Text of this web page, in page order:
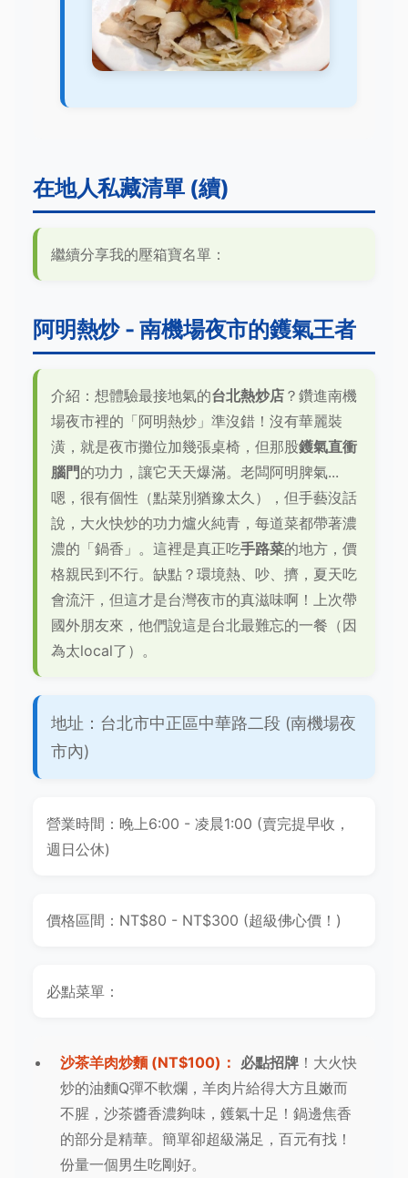
在地人私藏清單 (續)
繼續分享我的壓箱寶名單：
阿明熱炒 - 南機場夜市的鑊氣王者
介紹：想體驗最接地氣的台北熱炒店 ？鑽進南機
場夜市裡的「阿明熱炒」準沒錯！沒有華麗裝
潢，就是夜市攤位加幾張桌椅，但那股鑊氣直衝
腦門的功力，讓它天天爆滿。老闆阿明脾氣...
嗯，很有個性（點菜別猶豫太久），但手藝沒話
說，大火快炒的功力爐火純青，每道菜都帶著濃
濃的「鍋香」。這裡是真正吃手路菜的地方，價
格親民到不行。缺點？環境熱、吵、擠，夏天吃
會流汗，但這才是台灣夜市的真滋味啊！上次帶
國外朋友來，他們說這是台北最難忘的一餐（因
為太local了）。
地址：台北市中正區中華路二段 (南機場夜
市內)
營業時間：晚上6:00 - 凌晨1:00 (賣完提早收，
週日公休)
價格區間：NT$80 - NT$300 (超級佛心價！)
必點菜單：
沙茶羊肉炒麵 (NT$100)： 必點招牌 ！大火快
炒的油麵Q彈不軟爛，羊肉片給得大方且嫩而
不腥，沙茶醬香濃夠味，鑊氣十足！鍋邊焦香
的部分是精華。簡單卻超級滿足，百元有找！
份量一個男生吃剛好。